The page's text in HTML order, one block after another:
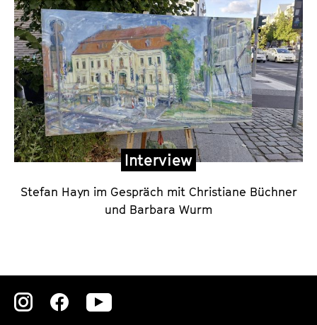
o
m
m
e
n
t
a
r
e
i
s
Interview
Stefan Hayn im Gespräch mit Christiane Büchner
und Barbara Wurm
Zu
Zu
Zu